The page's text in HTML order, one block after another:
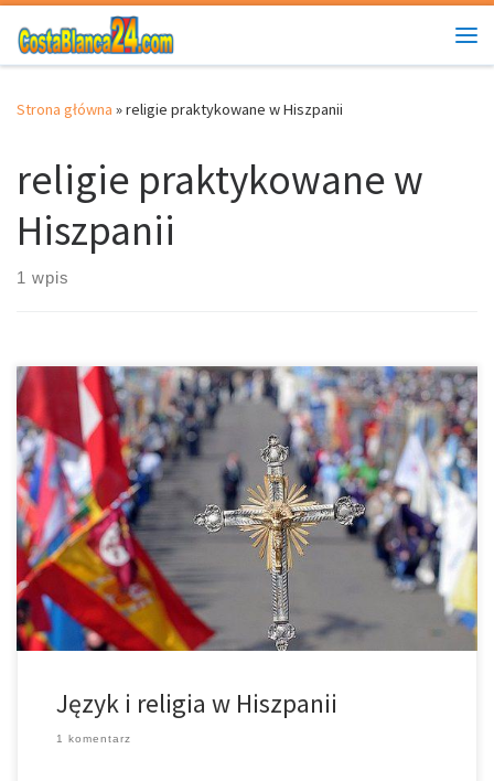
Przejdź do treści
Strona główna »religie praktykowane w Hiszpanii
religie praktykowane w
Hiszpanii
1 wpis
Pewnie zastanawiasz się czasami jaki język jest używany w
Hiszpanii lub jakie religie są tam praktykowane. A więc, na całym
terytorium Hiszpanii używany jest język hiszpański. Jest to język
urzędowy, ale w niektórych regionach można również spotkać
inne języki. Są to: • kataloński, w Katalonii; • galicyjski, w Galicji; •
euskera/ baskijski, w Kraju Basków • walencjański, w Walencji • […]
Język i religia w Hiszpanii
1 komentarz